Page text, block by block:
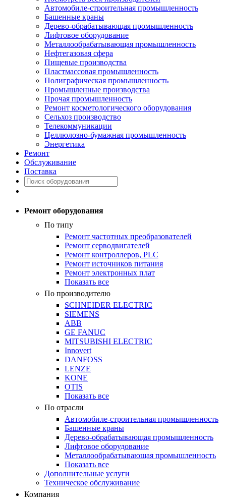
Автомобиле-строительная промышленность
Башенные краны
Дерево-обрабатывающая промышленность
Лифтовое оборудование
Металлообрабатывающая промышленность
Нефтегазовая сфера
Пищевые производства
Пластмассовая промышленность
Полиграфическая промышленность
Промышленные производства
Прочая промышленность
Ремонт косметологического оборудования
Сельхоз производство
Телекоммуникации
Целлюлозно-бумажная промышленность
Энергетика
Ремонт
Обслуживание
Поставка
Ремонт оборудования
По типу
Ремонт частотных преобразователей
Ремонт серводвигателей
Ремонт контроллеров, PLC
Ремонт источников питания
Ремонт электронных плат
Показать все
По производителю
SCHNEIDER ELECTRIC
SIEMENS
ABB
GE FANUC
MITSUBISHI ELECTRIC
Innovert
DANFOSS
LENZE
KONE
OTIS
Показать все
По отрасли
Автомобиле-строительная промышленность
Башенные краны
Дерево-обрабатывающая промышленность
Лифтовое оборудование
Металлообрабатывающая промышленность
Показать все
Дополнительные услуги
Техническое обслуживание
Компания